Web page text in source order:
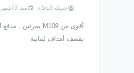
شبكة الدفاع منذ 3 أشهر
بقصف أهداف لبنانية